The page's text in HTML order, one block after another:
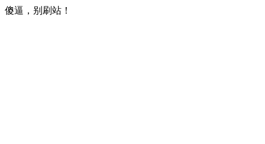
傻逼，别刷站！